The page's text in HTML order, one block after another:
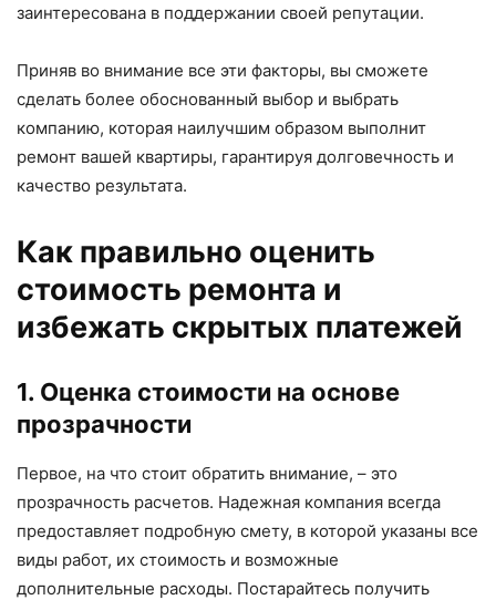
заинтересована в поддержании своей репутации.
Приняв во внимание все эти факторы, вы сможете
сделать более обоснованный выбор и выбрать
компанию, которая наилучшим образом выполнит
ремонт вашей квартиры, гарантируя долговечность и
качество результата.
Как правильно оценить
стоимость ремонта и
избежать скрытых платежей
1. Оценка стоимости на основе
прозрачности
Первое, на что стоит обратить внимание, – это
прозрачность расчетов. Надежная компания всегда
предоставляет подробную смету, в которой указаны все
виды работ, их стоимость и возможные
дополнительные расходы. Постарайтесь получить